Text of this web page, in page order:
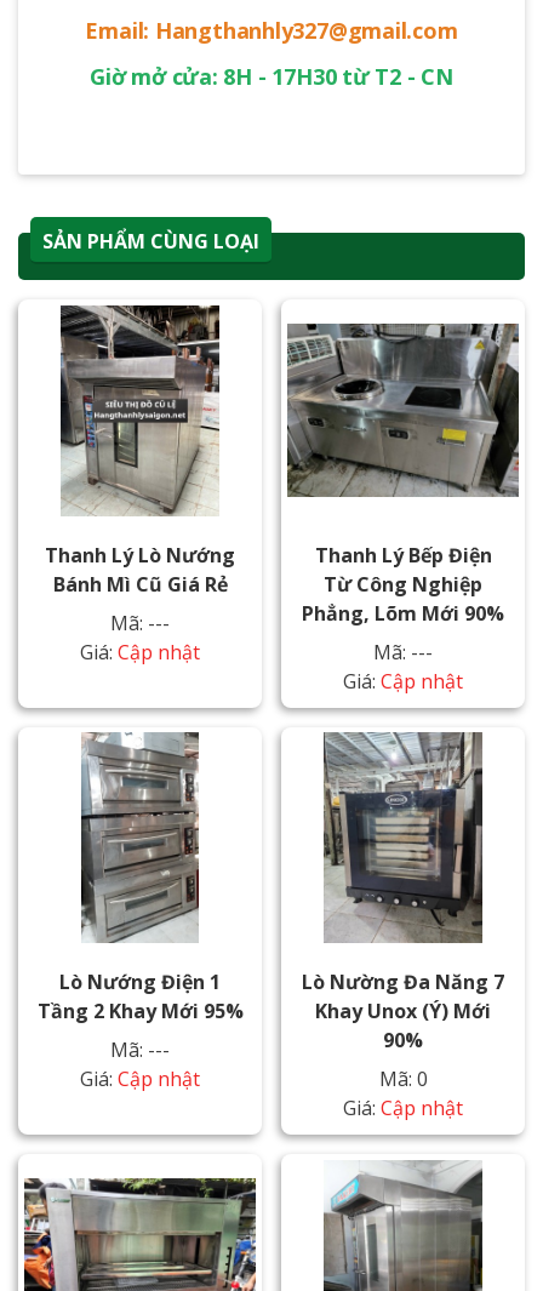
Email: Hangthanhly327@gmail.com
Giờ mở cửa: 8H - 17H30 từ T2 - CN
SẢN PHẨM CÙNG LOẠI
Thanh Lý Lò Nướng
Bánh Mì Cũ Giá Rẻ
Mã: ---
Giá: Cập nhật
Thanh Lý Bếp Điện
Từ Công Nghiệp
Phẳng, Lõm Mới 90%
Mã: ---
Giá: Cập nhật
Lò Nướng Điện 1
Tầng 2 Khay Mới 95%
Mã: ---
Giá: Cập nhật
Lò Nường Đa Năng 7
Khay Unox (Ý) Mới
90%
Mã: 0
Giá: Cập nhật